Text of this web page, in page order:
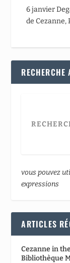
6 janvier
de Cezanne,
RECHERCHE
vous pouvez
expressions
ARTICLES
Cezanne in
Bibliothèque